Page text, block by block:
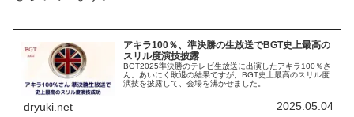
アキラ100％、準決勝の生放送でBGT史上最高の
スリル度演技披露
BGT2025準決勝のテレビ生放送に出演したアキラ100％さ
ん。あいにく敗退の結果ですが、BGT史上最高のスリル度
演技を披露して、会場を沸かせました。
dryuki.net 2025.05.04